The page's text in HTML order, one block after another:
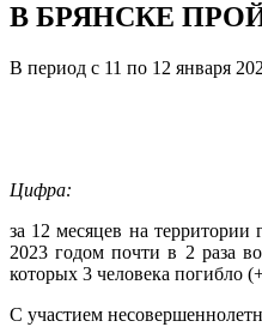
В БРЯНСКЕ
В период с 11 по 12 января
Цифра:
за 12 месяцев на
2023 годом почти в 2 раза
которых 3 человека погибло
С участием